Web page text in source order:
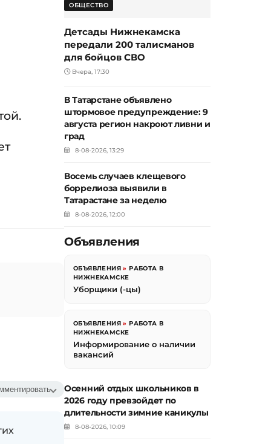
ОБЩЕСТВО
Детсады Нижнекамска
передали 200 талисманов
для бойцов СВО
Вчера, 17:30
В Татарстане объявлено
штормовое предупреждение: 9
августа регион накроют ливни и
град
8-08-2026, 13:29
Восемь случаев клещевого
боррелиоза выявили в
Татарастане за неделю
8-08-2026, 12:00
Объявления
ОБЪЯВЛЕНИЯ »РАБОТА В
НИЖНЕКАМСКЕ
Уборщики (-цы)
ОБЪЯВЛЕНИЯ »РАБОТА В
НИЖНЕКАМСКЕ
Информирование о наличии
вакансий
Осенний отдых школьников в
2026 году превзойдет по
длительности зимние каникулы
8-08-2026, 10:09